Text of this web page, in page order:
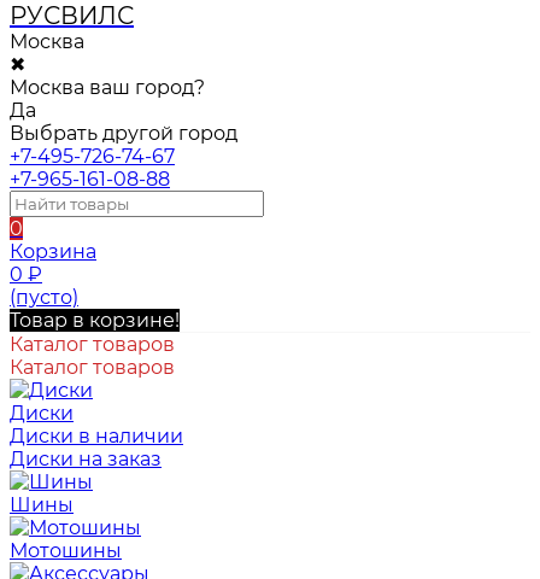
РУСВИЛС
Москва
✖
Москва ваш город?
Да
Выбрать другой город
+7-495-726-74-67
+7-965-161-08-88
0
Корзина
0 ₽
(пусто)
Товар в корзине!
Каталог товаров
Каталог товаров
Диски
Диски в наличии
Диски на заказ
Шины
Мотошины